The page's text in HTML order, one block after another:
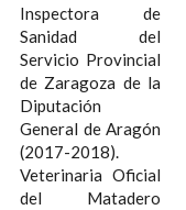
Inspectora de
Sanidad del
Servicio Provincial
de Zaragoza de la
Diputación
General de Aragón
(2017-2018).
Veterinaria Oficial
del Matadero